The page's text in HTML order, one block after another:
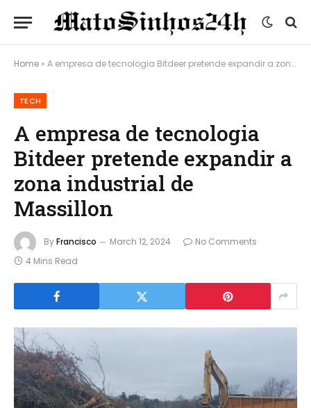
Home » A empresa de tecnologia Bitdeer pretende expandir a zona industrial de Massillon
TECH
A empresa de tecnologia
Bitdeer pretende expandir a
zona industrial de
Massillon
ByFrancisco March 12, 2024
No Comments
4 Mins Read